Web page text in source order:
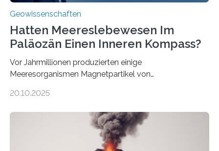
Geowissenschaften
Hatten Meereslebewesen Im
Paläozän Einen Inneren Kompass?
Vor Jahrmillionen produzierten einige
Meeresorganismen Magnetpartikel von
Sedimenten zu finden sind. Nun ist es einem
Domänen auf einem dieser „Riesenmagnetfossilien” mit
einer raffinierten Methode an der Diamond-
Röntgenquelle zu kartieren. Ihre Analyse zeigt, dass
20.10.2025